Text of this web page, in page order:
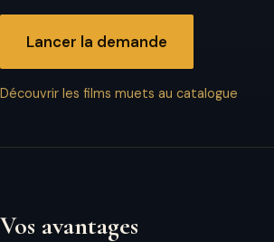
Lancer la demande
Découvrir les films muets au catalogue
Vos avantages